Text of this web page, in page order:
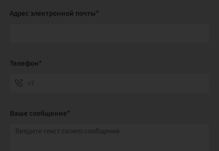
Адрес электронной почты*
Телефон*
Ваше сообщение*